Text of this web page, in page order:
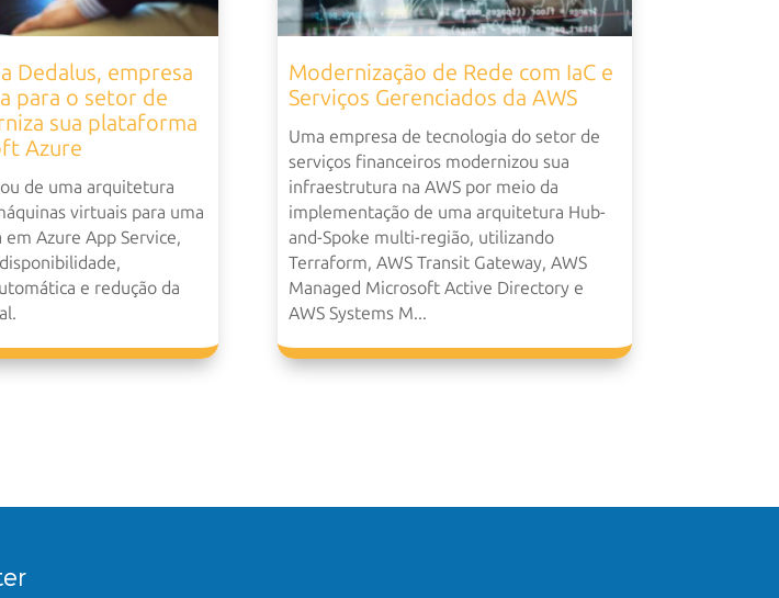
Dedalus, empresa
para o setor de
sua plataforma
Azure
de uma arquitetura
virtuais para uma
em Azure App Service,
e redução da
Modernização de Rede com IaC e
Serviços Gerenciados da AWS
Uma empresa de tecnologia do setor de
serviços financeiros modernizou sua
infraestrutura na AWS por meio da
implementação de uma arquitetura Hub-
and-Spoke multi-região, utilizando
Terraform, AWS Transit Gateway, AWS
Managed Microsoft Active Directory e
AWS Systems M...